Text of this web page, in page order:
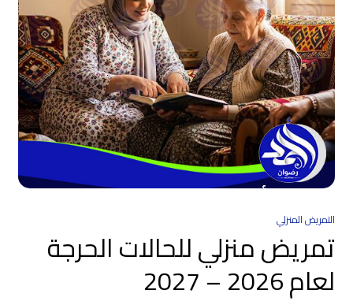
التمريض المنزلي
تمريض منزلي للحالات الحرجة
لعام 2026 – 2027